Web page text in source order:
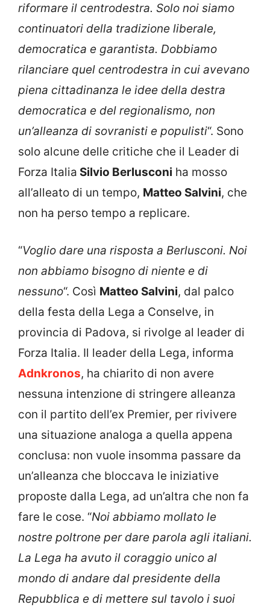
riformare il centrodestra. Solo noi siamo
continuatori della tradizione liberale,
democratica e garantista. Dobbiamo
rilanciare quel centrodestra in cui avevano
piena cittadinanza le idee della destra
democratica e del regionalismo, non
un’alleanza di sovranisti e populisti“. Sono
solo alcune delle critiche che il Leader di
Forza Italia Silvio Berlusconi ha mosso
all’alleato di un tempo, Matteo Salvini, che
non ha perso tempo a replicare.
“Voglio dare una risposta a Berlusconi. Noi
non abbiamo bisogno di niente e di
nessuno“. Così Matteo Salvini, dal palco
della festa della Lega a Conselve, in
provincia di Padova, si rivolge al leader di
Forza Italia. Il leader della Lega, informa
Adnkronos, ha chiarito di non avere
nessuna intenzione di stringere alleanza
con il partito dell’ex Premier, per rivivere
una situazione analoga a quella appena
conclusa: non vuole insomma passare da
un’alleanza che bloccava le iniziative
proposte dalla Lega, ad un’altra che non fa
fare le cose. “Noi abbiamo mollato le
nostre poltrone per dare parola agli italiani.
La Lega ha avuto il coraggio unico al
mondo di andare dal presidente della
Repubblica e di mettere sul tavolo i suoi